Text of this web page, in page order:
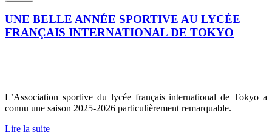
UNE BELLE ANNÉE SPORTIVE AU LYCÉE
FRANÇAIS INTERNATIONAL DE TOKYO
L’Association sportive du lycée français international de Tokyo a
connu une saison 2025-2026 particulièrement remarquable.
Lire la suite